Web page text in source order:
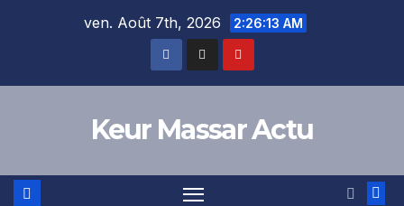
ven. Août 7th, 2026 2:26:14 AM
Keur Massar Actu